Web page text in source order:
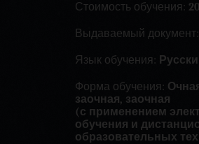
Стоимость обучения:
Выдаваемый документ:
Язык обучения:
Форма обучения:
заочная, заочная
(с применением
обучения и
образовательных